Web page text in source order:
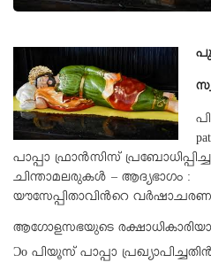
പാപ്പാ ഫ്രാന്‍സിസ്
ചിന്താമലരുകള്‍ – ആദ്യഭാഗം :
യൗസേപ്പിതാവിന്‍റെ
ആഗോളസഭയുടെ
Ɔο പിയൂസ് പാപ്പാ